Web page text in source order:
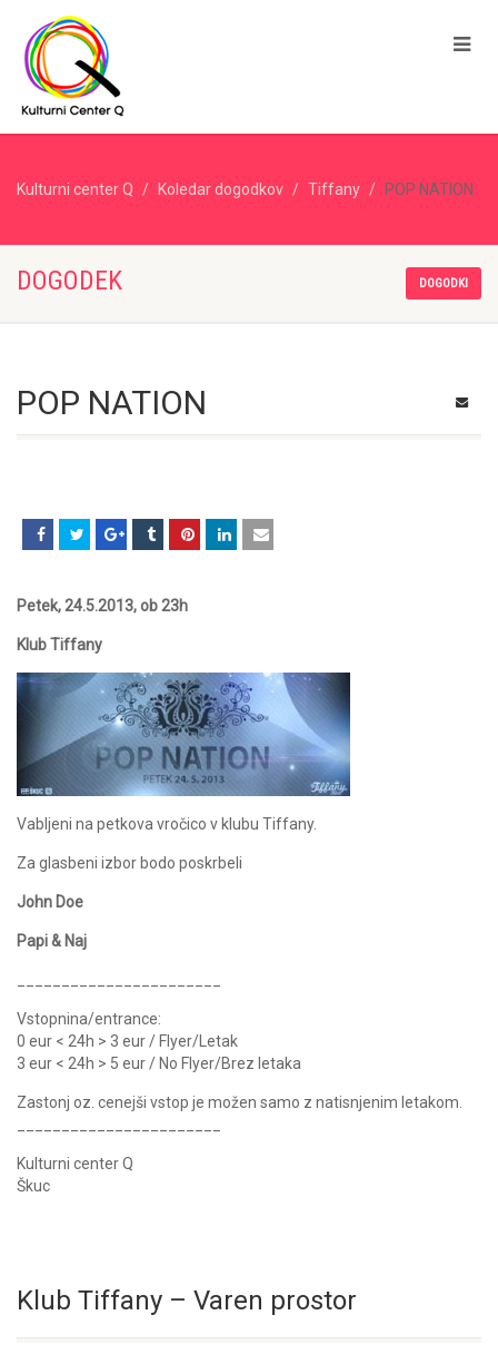
Kulturni center Q Koledar dogodkov Tiffany POP NATION
DOGODEK DOGODKI
POP NATION
Petek, 24.5.2013, ob 23h
Klub Tiffany
Vabljeni na petkova vročico v klubu Tiffany.
Za glasbeni izbor bodo poskrbeli
John Doe
Papi & Naj
Vstopnina/entrance:
0 eur < 24h > 3 eur / Flyer/Letak
3 eur < 24h > 5 eur / No Flyer/Brez letaka
Zastonj oz. cenejši vstop je možen samo z natisnjenim letakom.
Kulturni center Q
Škuc
Klub Tiffany – Varen prostor